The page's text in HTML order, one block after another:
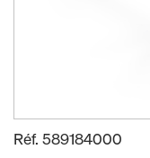
Réf. 589184000